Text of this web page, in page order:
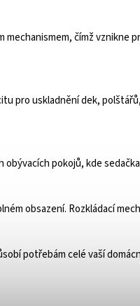
čímž vznikne
pro uskladnění dek,
pokojů, kde
obsazení. Rozkládací
potřebám celé vaší